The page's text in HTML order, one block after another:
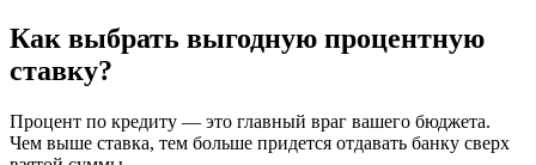
Как выбрать выгодную процентную
ставку?
Процент по кредиту — это главный враг вашего бюджета.
Чем выше ставка, тем больше придется отдавать банку сверх